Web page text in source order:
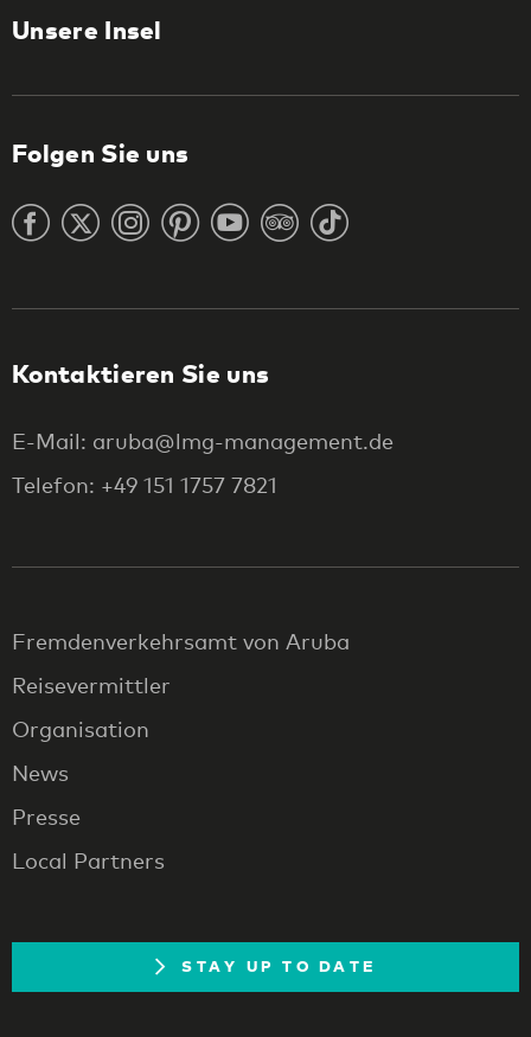
Unsere Insel
Folgen Sie uns
Kontaktieren Sie uns
E-Mail: aruba@lmg-management.de
Telefon: +49 151 1757 7821
Fremdenverkehrsamt von Aruba
Reisevermittler
Organisation
News
Presse
Local Partners
STAY UP TO DATE